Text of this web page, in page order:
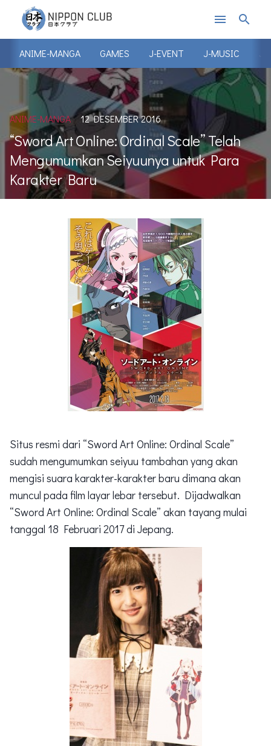
menu search
ANIME-MANGA GAMES J-EVENT J-MUSIC J-
ANIME-MANGA 12 DESEMBER 2016
“Sword Art Online: Ordinal Scale” Telah
Mengumumkan Seiyuunya untuk Para
Karakter Baru
Situs resmi dari “Sword Art Online: Ordinal Scale”
sudah mengumumkan seiyuu tambahan yang akan
mengisi suara karakter-karakter baru dimana akan
muncul pada film layar lebar tersebut. Dijadwalkan
“Sword Art Online: Ordinal Scale” akan tayang mulai
tanggal 18 Februari 2017 di Jepang.